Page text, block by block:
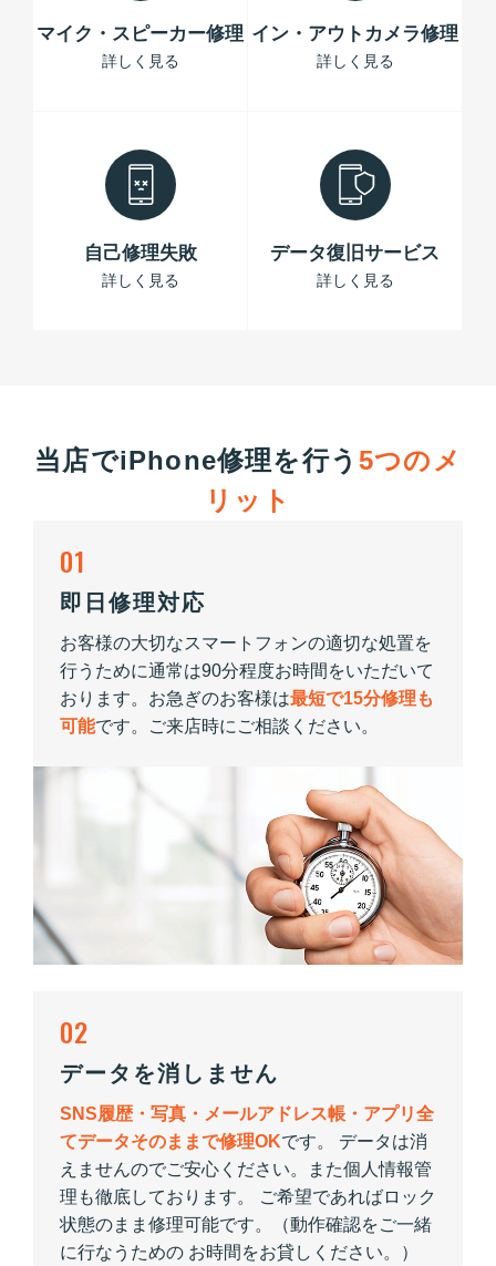
マイク・スピーカー修理
詳しく見る
イン・アウトカメラ修理
詳しく見る
自己修理失敗
詳しく見る
データ復旧サービス
詳しく見る
当店でiPhone修理を行う 5つのメ
リット
01
即日修理対応
お客様の大切なスマートフォンの適切な処置を
行うために通常は90分程度お時間をいただいて
おります。お急ぎのお客様は最短で15分修理も
可能です。ご来店時にご相談ください。
02
データを消しません
SNS履歴・写真・メールアドレス帳・アプリ全
てデータそのままで修理OKです。 データは消
えませんのでご安心ください。また個人情報管
理も徹底しております。 ご希望であればロック
状態のまま修理可能です。（動作確認をご一緒
に行なうための お時間をお貸しください。）